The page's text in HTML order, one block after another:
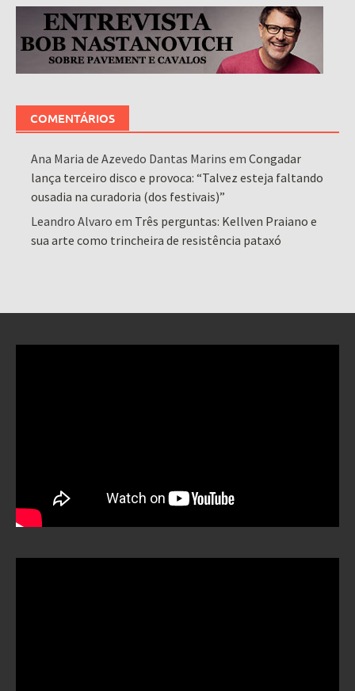
COMENTÁRIOS
Ana Maria de Azevedo Dantas Marins emCongadar
lança terceiro disco e provoca: “Talvez esteja faltando
ousadia na curadoria (dos festivais)”
Leandro Alvaro em Três perguntas: Kellven Praiano e
sua arte como trincheira de resistência pataxó